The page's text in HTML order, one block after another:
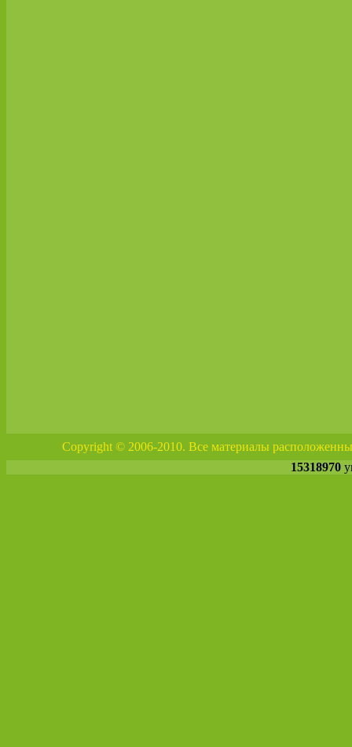
Copyright © 2006-2010. Все материалы
15318970